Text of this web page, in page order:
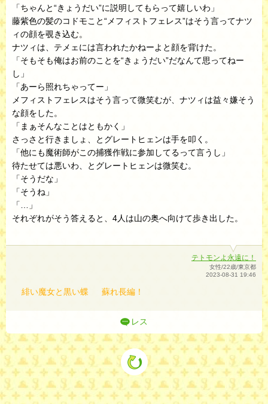
「ちゃんと“きょうだい”に説明してもらって嬉しいわ」
藤紫色の髪のコドモこと“メフィストフェレス”はそう言ってナツ
ィの顔を覗き込む。
ナツィは、テメェには言われたかねーよと顔を背けた。
「そもそも俺はお前のことを“きょうだい”だなんて思ってねー
し」
「あーら照れちゃってー」
メフィストフェレスはそう言って微笑むが、ナツィは益々嫌そう
な顔をした。
「まぁそんなことはともかく」
さっさと行きましょ、とグレートヒェンは手を叩く。
「他にも魔術師がこの捕獲作戦に参加してるって言うし」
待たせては悪いわ、とグレートヒェンは微笑む。
「そうだな」
「そうね」
「…」
それぞれがそう答えると、4人は山の奥へ向けて歩き出した。
テトモンよ永遠に！
女性/22歳/東京都
2023-08-31 19:46
緋い魔女と黒い蝶 蘇れ長編！
レス